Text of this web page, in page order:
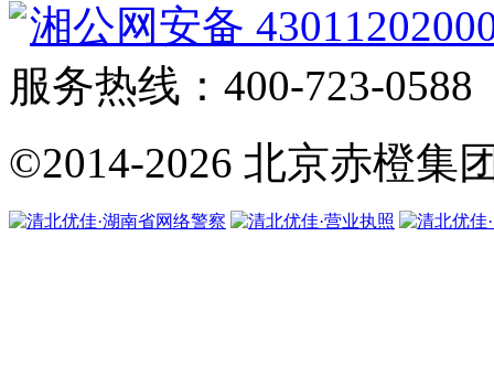
湘公网安备
服务热线：400-723-0588
©2014-2026 北京赤橙集